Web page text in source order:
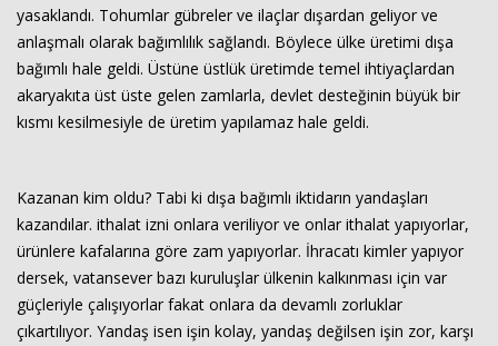
yasaklandı. Tohumlar gübreler ve ilaçlar dışardan geliyor ve
anlaşmalı olarak bağımlılık sağlandı. Böylece ülke üretimi dışa
bağımlı hale geldi. Üstüne üstlük üretimde temel ihtiyaçlardan
akaryakıta üst üste gelen zamlarla, devlet desteğinin büyük bir
kısmı kesilmesiyle de üretim yapılamaz hale geldi.
Kazanan kim oldu? Tabi ki dışa bağımlı iktidarın yandaşları
kazandılar. ithalat izni onlara veriliyor ve onlar ithalat yapıyorlar,
ürünlere kafalarına göre zam yapıyorlar. İhracatı kimler yapıyor
dersek, vatansever bazı kuruluşlar ülkenin kalkınması için var
güçleriyle çalışıyorlar fakat onlara da devamlı zorluklar
çıkartılıyor. Yandaş isen işin kolay, yandaş değilsen işin zor, karşı